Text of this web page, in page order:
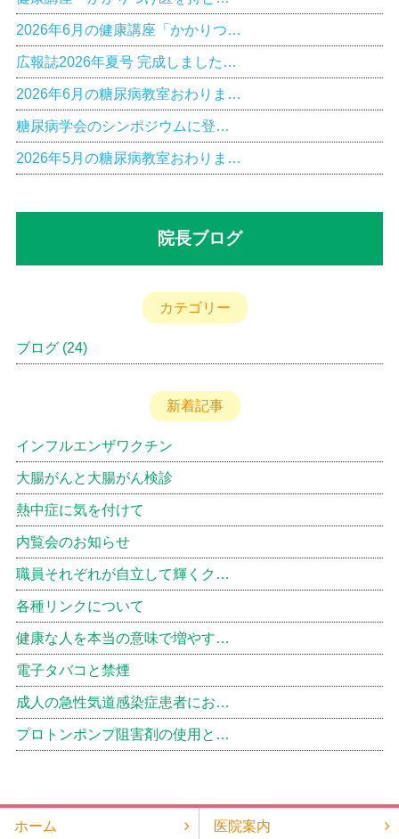
2026年6月の健康講座「かかりつ…
広報誌2026年夏号 完成しました…
2026年6月の糖尿病教室おわりま…
糖尿病学会のシンポジウムに登…
2026年5月の糖尿病教室おわりま…
院長ブログ
カテゴリー
ブログ(24)
新着記事
インフルエンザワクチン
大腸がんと大腸がん検診
熱中症に気を付けて
内覧会のお知らせ
職員それぞれが自立して輝くク…
各種リンクについて
健康な人を本当の意味で増やす…
電子タバコと禁煙
成人の急性気道感染症患者にお…
プロトンポンプ阻害剤の使用と…
ホーム 医院案内